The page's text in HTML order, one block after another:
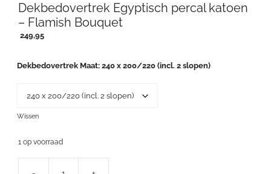
Dekbedovertrek Egyptisch percal katoen
– Flamish Bouquet
249,95
Dekbedovertrek Maat 240 x 200/220 (incl. 2 slopen)
Wissen
1 op voorraad